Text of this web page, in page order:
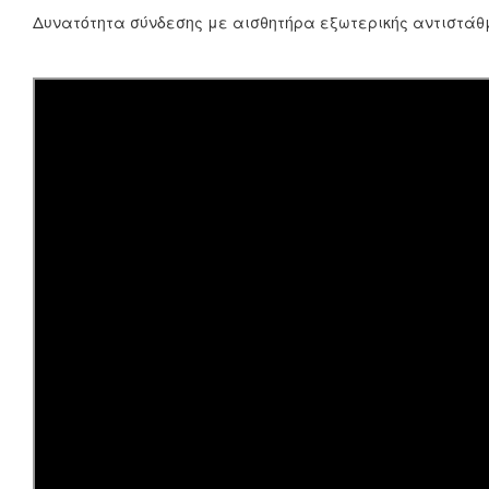
Δυνατότητα σύνδεσης με αισθητήρα εξωτερικής